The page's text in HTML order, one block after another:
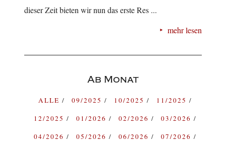
dieser Zeit bieten wir nun das erste Res ...
mehr lesen
Ab Monat
ALLE 09/2025 10/2025
11/2025
12/2025
01/2026 02/2026
03/2026
04/2026
05/2026 06/2026
07/2026